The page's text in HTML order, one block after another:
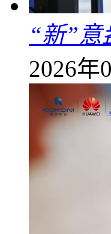
“新”意
2026年